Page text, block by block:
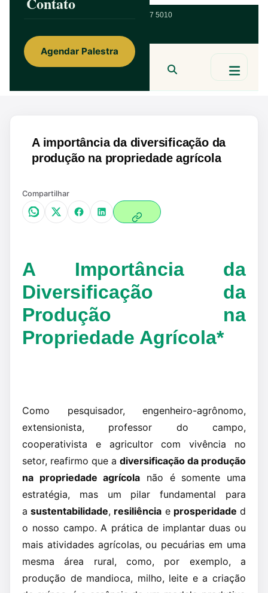
47 9 9967 5010
Ainor Lotério
Agendar Palestra
A importância da diversificação da
produção na propriedade agrícola
Compartilhar
A Importância da
Diversificação da
Produção na
Propriedade Agrícola*
Como pesquisador, engenheiro-agrônomo,
extensionista, professor do campo,
cooperativista e agricultor com vivência no
setor, reafirmo que a diversificação da produção
na propriedade agrícola não é somente uma
estratégia, mas um pilar fundamental para
asustentabilidade, resiliência e prosperidade d
o nosso campo. A prática de implantar duas ou
mais atividades agrícolas, ou pecuárias em uma
mesma área rural, como, por exemplo, a
produção de mandioca, milho, leite e a criação